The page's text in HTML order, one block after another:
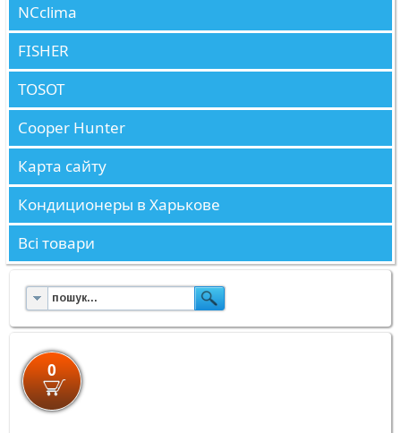
NCclima
FISHER
TOSOT
Cooper Hunter
Карта сайту
Кондиционеры в Харькове
Всі товари
0